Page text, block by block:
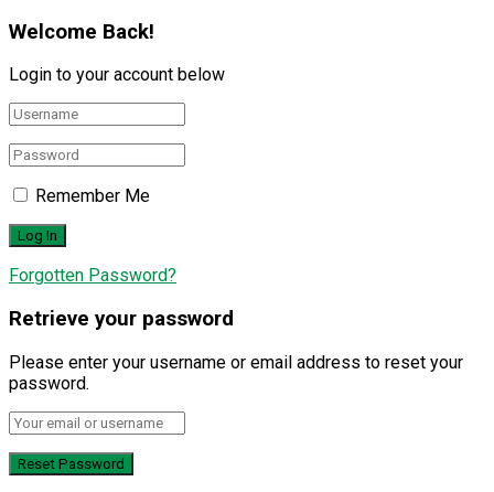
Welcome Back!
Login to your account below
Remember Me
Forgotten Password?
Retrieve your password
Please enter your username or email address to reset your
password.